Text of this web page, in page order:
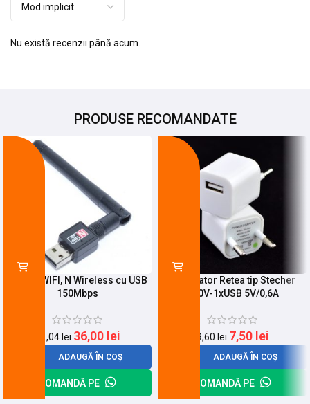
Nu există recenzii până acum.
PRODUSE RECOMANDATE
Antena WIFI, N Wireless cu USB
150Mbps
41,04lei 36,00 lei
ADAUGĂ ÎN COȘ
COMANDĂ PE
Incarcator Retea tip Stecher
220V-1xUSB 5V/0,6A
9,60lei 7,50 lei
ADAUGĂ ÎN COȘ
COMANDĂ PE